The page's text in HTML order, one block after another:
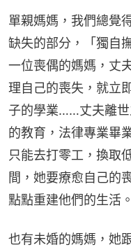
單親媽媽，我們總覺
缺失的部分，「獨自
一位喪偶的媽媽，丈
理自己的喪失，就立
子的學業……丈夫離
的教育，法律專業畢
只能去打零工，換取
間，她要療愈自己的
點點重建他們的生活。
也有未婚的媽媽，她